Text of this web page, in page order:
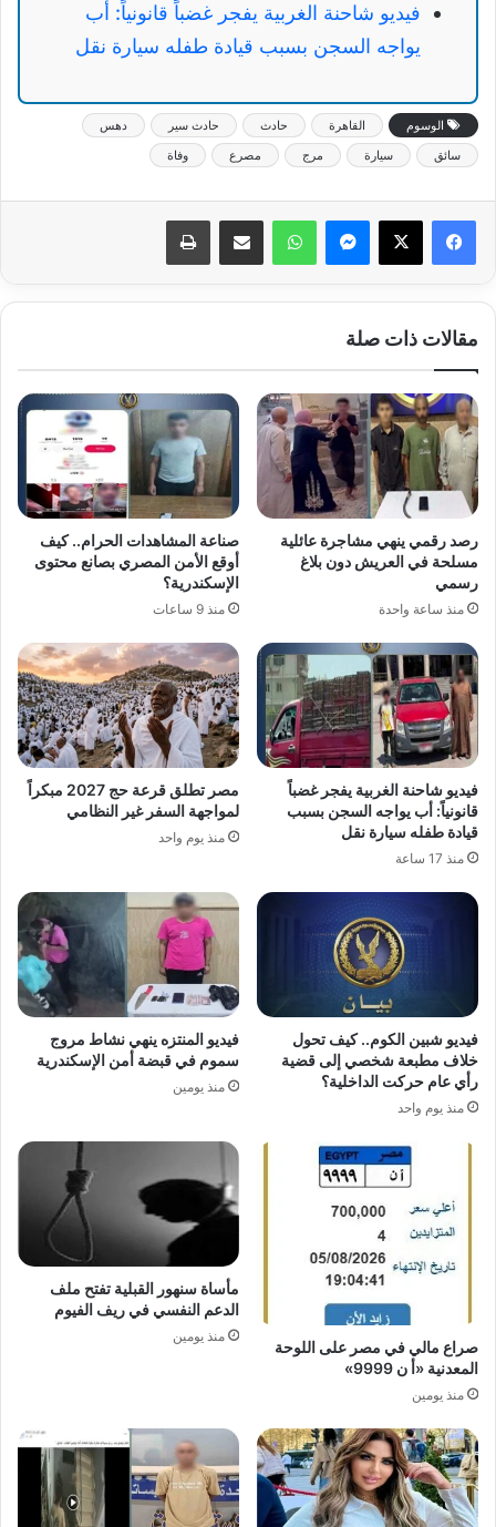
فيديو شاحنة الغربية يفجر غضباً قانونياً: أب
يواجه السجن بسبب قيادة طفله سيارة نقل
الوسوم القاهرة حادث حادث سير
دهس
سائق
سيارة مرج مصرع وفاة
ماسنجر واتساب مشاركة عبر البريد طباعة
مقالات ذات صلة
رصد رقمي ينهي مشاجرة عائلية
مسلحة في العريش دون بلاغ
رسمي
منذ ساعة واحدة
صناعة المشاهدات الحرام.. كيف
أوقع الأمن المصري بصانع محتوى
الإسكندرية؟
منذ 9 ساعات
فيديو شاحنة الغربية يفجر غضباً
قانونياً: أب يواجه السجن بسبب
قيادة طفله سيارة نقل
منذ 17 ساعة
مصر تطلق قرعة حج 2027 مبكراً
لمواجهة السفر غير النظامي
منذ يوم واحد
فيديو شبين الكوم.. كيف تحول
خلاف مطبعة شخصي إلى قضية
رأي عام حركت الداخلية؟
منذ يوم واحد
فيديو المنتزه ينهي نشاط مروج
سموم في قبضة أمن الإسكندرية
منذ يومين
صراع مالي في مصر على اللوحة
المعدنية «أ ن 9999»
منذ يومين
مأساة سنهور القبلية تفتح ملف
الدعم النفسي في ريف الفيوم
منذ يومين